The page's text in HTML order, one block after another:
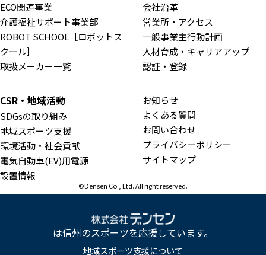
ECO関連事業
介護福祉サポート事業部
ROBOT SCHOOL［ロボットス
クール］
取扱メーカー一覧
会社沿革
営業所・アクセス
一般事業主行動計画
人材育成・キャリアアップ
認証・登録
CSR・地域活動
SDGsの取り組み
地域スポーツ支援
環境活動・社会貢献
電気自動車(EV)用電源
設置情報
お知らせ
よくある質問
お問い合わせ
プライバシーポリシー
サイトマップ
©Densen Co., Ltd. All right reserved.
は信州のスポーツを応援しています。
地域スポーツ支援について